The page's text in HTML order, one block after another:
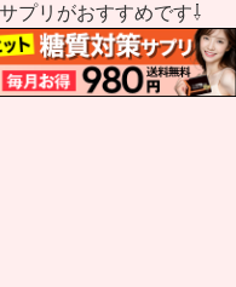
プリがおすすめです⇩